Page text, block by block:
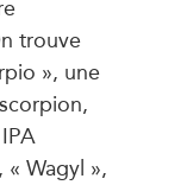
trouve
», une
Wagyl »,